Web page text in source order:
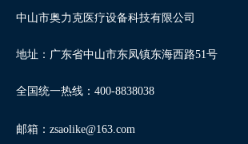
中山市奥力克医疗设备科技有限公司
地址：广东省中山市东凤镇东海西路51号
全国统一热线：400-8838038
邮箱： zsaolike@163.com